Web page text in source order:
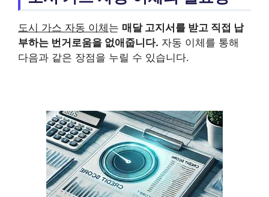
도시 가스 자동 이체는 매달 고지서를 받고 직접 납
부하는 번거로움을 없애줍니다. 자동 이체를 통해
다음과 같은 장점을 누릴 수 있습니다.